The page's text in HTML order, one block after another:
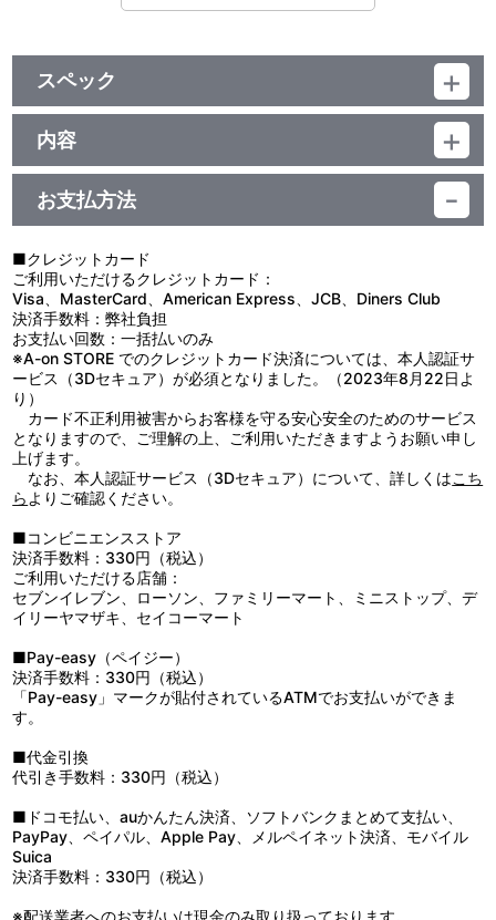
スペック
品番：TU-3797
ジャンル：グッズ
サイズ(本体)：約 縦14.7cm×横3.7cm
サイズ(台座)：約 直径6cm
素材：アクリル
生産国：日本
内容
制作年度：2021年
【商品仕様】
ツを着こなす描きおろしアクリルスタンドです。
【使用上の注意】
●本来の目的以外の使用はしないでください。
●思わぬ事故の危険がありますので、乳幼児または小さなお子様に
は絶対に与えないでください。
●小さい部品があります。ちっ息などの恐れがありますので、口の
中には絶対に入れないでください。
●無理な力を加えると、破損の原因となります。
●ケガや破損の原因になることがありますので、重いものをぶら下
げたり、無理に引っ張ったりしないでください。
●お子様の手の届かないところに保管してください。
●高温多湿、直射日光の当たる場所での保管はお避けください。
意ください。
●汚れた場合は、水を布に含ませ、かたく絞ってからお拭きくださ
い。
●ベンジン・シンナーなどのアルコール系溶剤を使用しますと、塗
装の剥がれや変色・変形・破損の原因になりますのでお避けくださ
お支払方法
■クレジットカード
ご利用いただけるクレジットカード：
Visa、MasterCard、American Express、JCB、Diners Club
決済手数料：弊社負担
お支払い回数：一括払いのみ
※A-on STORE でのクレジットカード決済については、本人認証サ
ービス（3Dセキュア）が必須となりました。（2023年8月22日よ
り）
カード不正利用被害からお客様を守る安心安全のためのサービス
となりますので、ご理解の上、ご利用いただきますようお願い申し
上げます。
なお、本人認証サービス（3Dセキュア）について、詳しくはこち
ら よりご確認ください。
■コンビニエンスストア
決済手数料：330円（税込）
ご利用いただける店舗：
セブンイレブン、ローソン、ファミリーマート、ミニストップ、デ
イリーヤマザキ、セイコーマート
■Pay-easy（ペイジー）
決済手数料：330円（税込）
「Pay-easy」マークが貼付されているATMでお支払いができま
す。
■代金引換
代引き手数料：330円（税込）
■ドコモ払い、auかんたん決済、ソフトバンクまとめて支払い、
PayPay、ペイパル、Apple Pay、メルペイネット決済、モバイル
Suica
決済手数料：330円（税込）
※配送業者へのお支払いは現金のみ取り扱っております。